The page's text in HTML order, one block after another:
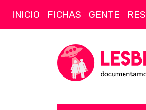
INICIO FICHAS GENTE